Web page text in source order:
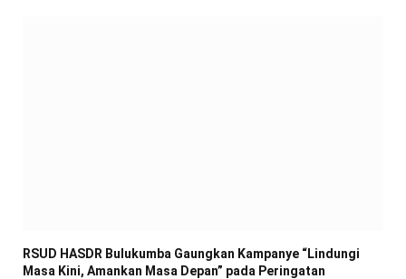
RSUD HASDR Bulukumba Gaungkan Kampanye “Lindungi
Masa Kini, Amankan Masa Depan” pada Peringatan